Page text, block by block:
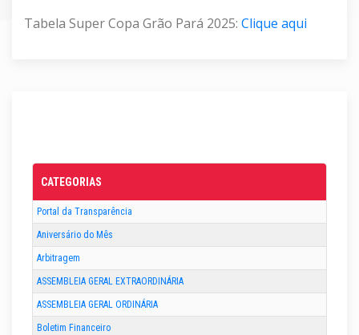
Tabela Super Copa Grão Pará 2025: Clique aqui
CATEGORIAS
Portal da Transparência
Aniversário do Mês
Arbitragem
ASSEMBLEIA GERAL EXTRAORDINÁRIA
ASSEMBLEIA GERAL ORDINÁRIA
Boletim Financeiro